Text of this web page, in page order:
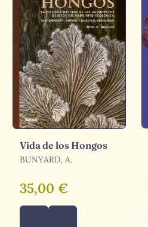
Vida de los Hongos
BUNYARD, A.
35,00 €